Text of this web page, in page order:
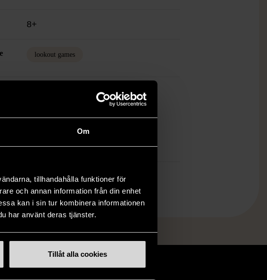
Om
tillhandahålla funktioner för
och annan information från din enhet
kan i sin tur kombinera informationen
har använt deras tjänster.
Tillåt alla cookies
8+
lookout games
är unik och finns enbart som 1 st i lager.
på alla köp över 990 kr.